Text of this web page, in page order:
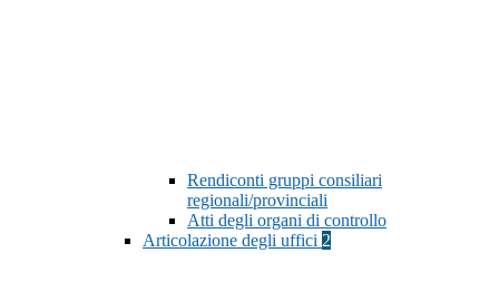
Rendiconti gruppi consiliari
regionali/provinciali
Atti degli organi di controllo
Articolazione degli uffici 2